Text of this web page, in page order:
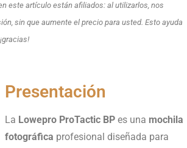
este artículo están afiliados: al utilizarlos, nos
sin que aumente el precio para usted. Esto ayuda
Presentación
La Lowepro ProTactic BP es una mochila
fotográfica profesional diseñada para